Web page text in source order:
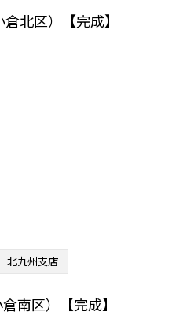
北区）【完成】
北九州支店
南区）【完成】